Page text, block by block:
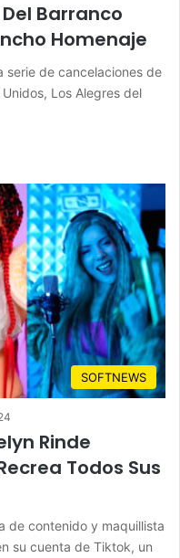
Barranco
Homenaje
serie de cancelaciones de
Los Alegres del
SOFTNEWS
Rinde
Todos Sus
de contenido y maquillista
su cuenta de Tiktok, un